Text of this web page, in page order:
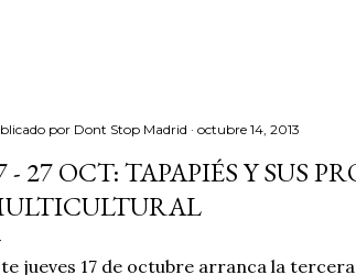
por Dont Stop Madrid octubre 14, 2013
- 27 OCT: TAPAPIÉS Y SUS
jueves 17 de octubre arranca la